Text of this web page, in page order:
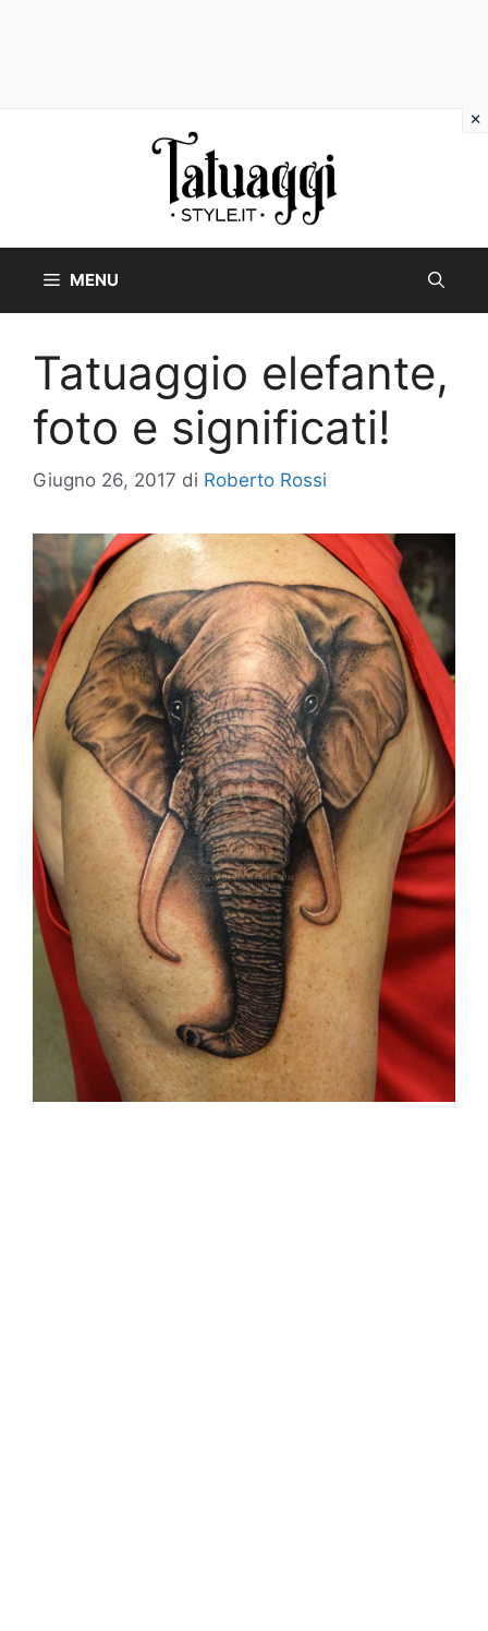
MENU
Tatuaggio elefante,
foto e significati!
Giugno 26, 2017 di Roberto Rossi